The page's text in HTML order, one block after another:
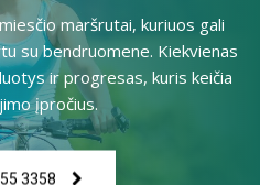
maršrutai, kuriuos gali
su bendruomene. Kiekvienas
ir progresas, kuris keičia
įpročius.
3358